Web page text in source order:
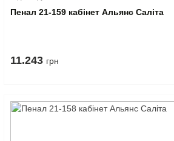
Пенал 21-159 кабінет Альянс Саліта
11.243 грн